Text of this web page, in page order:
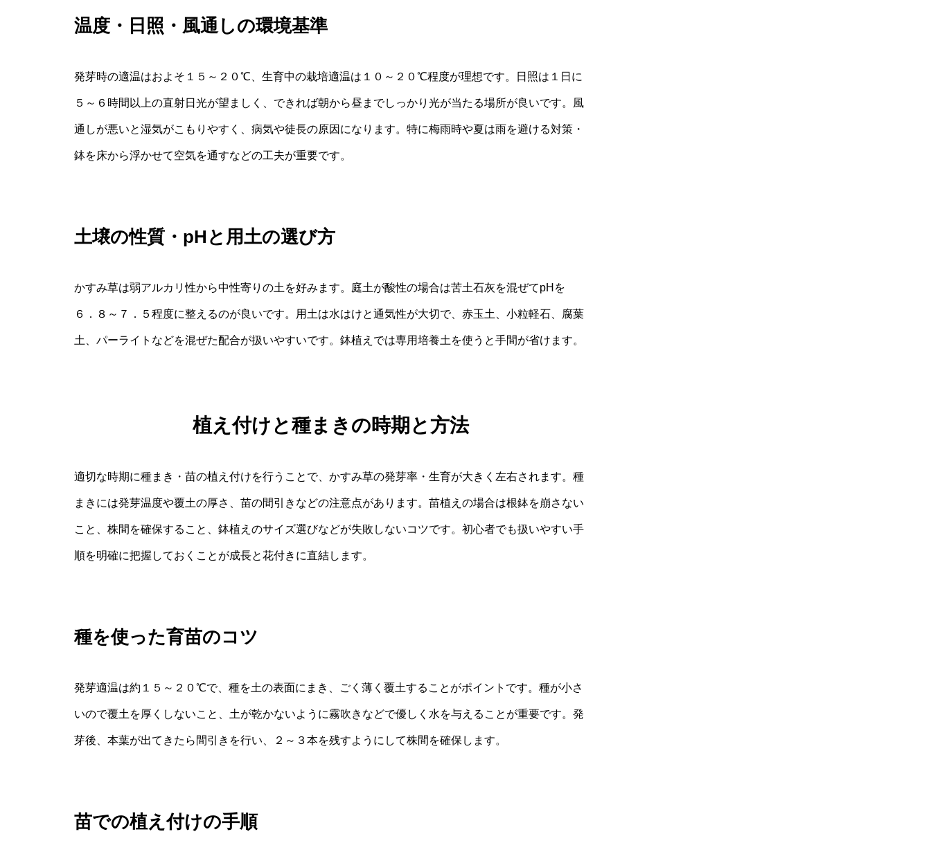
温度・日照・風通しの環境基準
発芽時の適温はおよそ１５～２０℃、生育中の栽培適温は１０～２０℃程度が理想です。日照は１日に
５～６時間以上の直射日光が望ましく、できれば朝から昼までしっかり光が当たる場所が良いです。風
通しが悪いと湿気がこもりやすく、病気や徒長の原因になります。特に梅雨時や夏は雨を避ける対策・
鉢を床から浮かせて空気を通すなどの工夫が重要です。
土壌の性質・pHと用土の選び方
かすみ草は弱アルカリ性から中性寄りの土を好みます。庭土が酸性の場合は苦土石灰を混ぜてpHを
６．８～７．５程度に整えるのが良いです。用土は水はけと通気性が大切で、赤玉土、小粒軽石、腐葉
土、パーライトなどを混ぜた配合が扱いやすいです。鉢植えでは専用培養土を使うと手間が省けます。
植え付けと種まきの時期と方法
適切な時期に種まき・苗の植え付けを行うことで、かすみ草の発芽率・生育が大きく左右されます。種
まきには発芽温度や覆土の厚さ、苗の間引きなどの注意点があります。苗植えの場合は根鉢を崩さない
こと、株間を確保すること、鉢植えのサイズ選びなどが失敗しないコツです。初心者でも扱いやすい手
順を明確に把握しておくことが成長と花付きに直結します。
種を使った育苗のコツ
発芽適温は約１５～２０℃で、種を土の表面にまき、ごく薄く覆土することがポイントです。種が小さ
いので覆土を厚くしないこと、土が乾かないように霧吹きなどで優しく水を与えることが重要です。発
芽後、本葉が出てきたら間引きを行い、２～３本を残すようにして株間を確保します。
苗での植え付けの手順